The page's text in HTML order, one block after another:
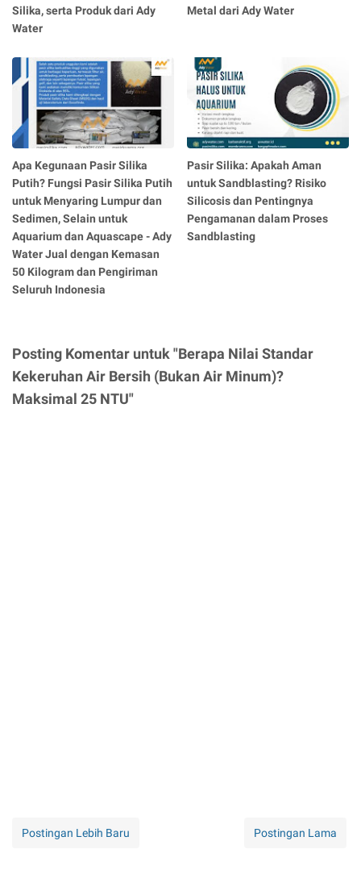
Silika, serta Produk dari Ady
Water
Metal dari Ady Water
Apa Kegunaan Pasir Silika
Putih? Fungsi Pasir Silika Putih
untuk Menyaring Lumpur dan
Sedimen, Selain untuk
Aquarium dan Aquascape - Ady
Water Jual dengan Kemasan
50 Kilogram dan Pengiriman
Seluruh Indonesia
Pasir Silika: Apakah Aman
untuk Sandblasting? Risiko
Silicosis dan Pentingnya
Pengamanan dalam Proses
Sandblasting
Posting Komentar untuk "Berapa Nilai Standar
Kekeruhan Air Bersih (Bukan Air Minum)?
Maksimal 25 NTU"
Postingan Lebih Baru Postingan Lama